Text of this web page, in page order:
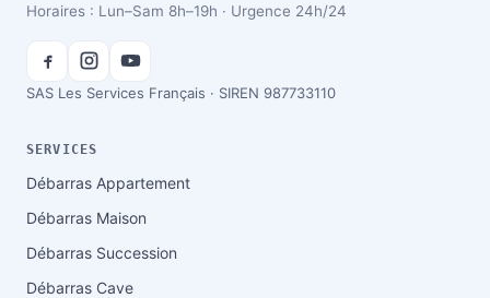
Horaires : Lun–Sam 8h–19h · Urgence 24h/24
SAS Les Services Français · SIREN 987733110
SERVICES
Débarras Appartement
Débarras Maison
Débarras Succession
Débarras Cave